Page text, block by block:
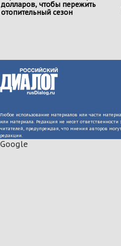
долларов, чтобы пережить
отопительный сезон
Любое использование материалов или части
или материала. Редакция не несет
читателей, предупреждая, что мнения авторов
редакции.
Google